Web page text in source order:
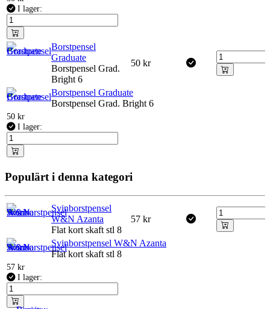
I lager:
Borstpensel
Graduate
Borstpensel Grad.
Bright 6
50 kr
Borstpensel Graduate
Borstpensel Grad. Bright 6
50 kr
I lager:
Populärt i denna kategori
Svinborstpensel
W&N Azanta
Flat kort skaft stl 8
57 kr
Svinborstpensel W&N Azanta
Flat kort skaft stl 8
57 kr
I lager: